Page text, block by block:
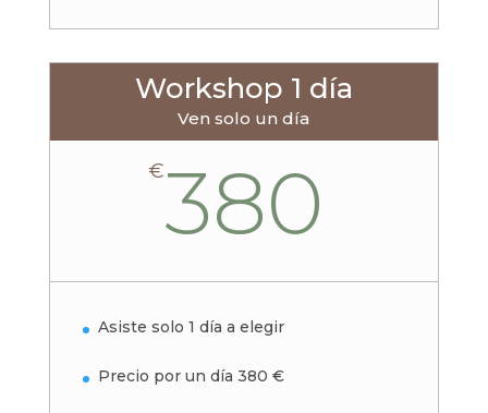
Workshop 1 día
Ven solo un día
€380
Asiste solo 1 día a elegir
Precio por un día 380 €